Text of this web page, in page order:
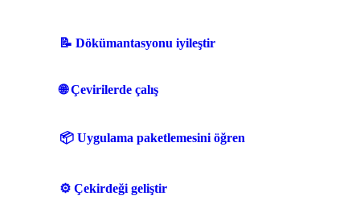
📝 Dökümantasyonu iyileştir
🌐 Çevirilerde çalış
📦 Uygulama paketlemesini öğren
⚙️ Çekirdeği geliştir